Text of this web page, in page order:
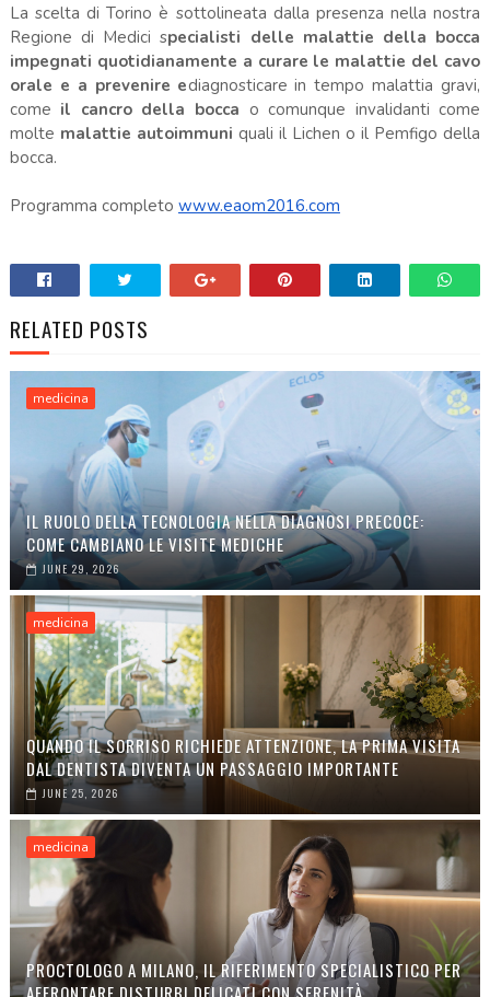
La scelta di Torino è sottolineata dalla presenza nella nostra
Regione di Medici specialisti delle malattie della bocca
impegnati quotidianamente a curare le malattie del cavo
orale e a prevenire ediagnosticare in tempo malattia gravi,
come il cancro della bocca o comunque invalidanti come
molte malattie autoimmuni quali il Lichen o il Pemfigo della
bocca.
Programma completo www.eaom2016.com
RELATED POSTS
medicina
IL RUOLO DELLA TECNOLOGIA NELLA DIAGNOSI PRECOCE:
COME CAMBIANO LE VISITE MEDICHE
JUNE 29, 2026
medicina
QUANDO IL SORRISO RICHIEDE ATTENZIONE, LA PRIMA VISITA
DAL DENTISTA DIVENTA UN PASSAGGIO IMPORTANTE
JUNE 25, 2026
medicina
PROCTOLOGO A MILANO, IL RIFERIMENTO SPECIALISTICO PER